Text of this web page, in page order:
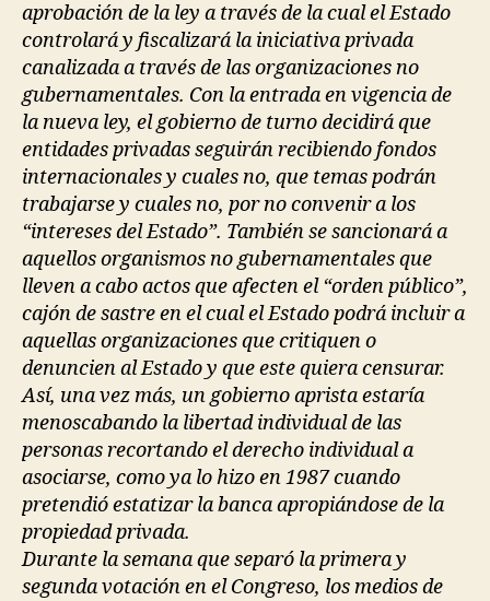
aprobación de la ley a través de la cual el Estado
controlará y fiscalizará la iniciativa privada
canalizada a través de las organizaciones no
gubernamentales. Con la entrada en vigencia de
la nueva ley, el gobierno de turno decidirá que
entidades privadas seguirán recibiendo fondos
internacionales y cuales no, que temas podrán
trabajarse y cuales no, por no convenir a los
“intereses del Estado”. También se sancionará a
aquellos organismos no gubernamentales que
lleven a cabo actos que afecten el “orden público”,
cajón de sastre en el cual el Estado podrá incluir a
aquellas organizaciones que critiquen o
denuncien al Estado y que este quiera censurar.
Así, una vez más, un gobierno aprista estaría
menoscabando la libertad individual de las
personas recortando el derecho individual a
asociarse, como ya lo hizo en 1987 cuando
pretendió estatizar la banca apropiándose de la
propiedad privada.
Durante la semana que separó la primera y
segunda votación en el Congreso, los medios de